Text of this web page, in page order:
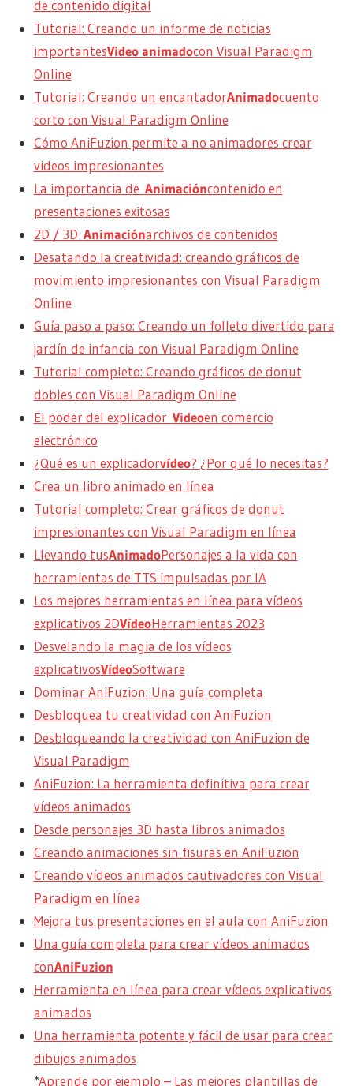
de contenido digital
Tutorial: Creando un informe de noticias
importantesVideo animadocon Visual Paradigm
Online
Tutorial: Creando un encantadorAnimadocuento
corto con Visual Paradigm Online
Cómo AniFuzion permite a no animadores crear
videos impresionantes
La importancia de Animacióncontenido en
presentaciones exitosas
2D / 3D Animaciónarchivos de contenidos
Desatando la creatividad: creando gráficos de
movimiento impresionantes con Visual Paradigm
Online
Guía paso a paso: Creando un folleto divertido para
jardín de infancia con Visual Paradigm Online
Tutorial completo: Creando gráficos de donut
dobles con Visual Paradigm Online
El poder del explicador Videoen comercio
electrónico
¿Qué es un explicadorvídeo? ¿Por qué lo necesitas?
Crea un libro animado en línea
Tutorial completo: Crear gráficos de donut
impresionantes con Visual Paradigm en línea
Llevando tusAnimadoPersonajes a la vida con
herramientas de TTS impulsadas por IA
Los mejores herramientas en línea para vídeos
explicativos 2DVídeoHerramientas 2023
Desvelando la magia de los vídeos
explicativosVídeoSoftware
Dominar AniFuzion: Una guía completa
Desbloquea tu creatividad con AniFuzion
Desbloqueando la creatividad con AniFuzion de
Visual Paradigm
AniFuzion: La herramienta definitiva para crear
vídeos animados
Desde personajes 3D hasta libros animados
Creando animaciones sin fisuras en AniFuzion
Creando vídeos animados cautivadores con Visual
Paradigm en línea
Mejora tus presentaciones en el aula con AniFuzion
Una guía completa para crear vídeos animados
conAniFuzion
Herramienta en línea para crear vídeos explicativos
animados
Una herramienta potente y fácil de usar para crear
dibujos animados
*Aprende por ejemplo – Las mejores plantillas de